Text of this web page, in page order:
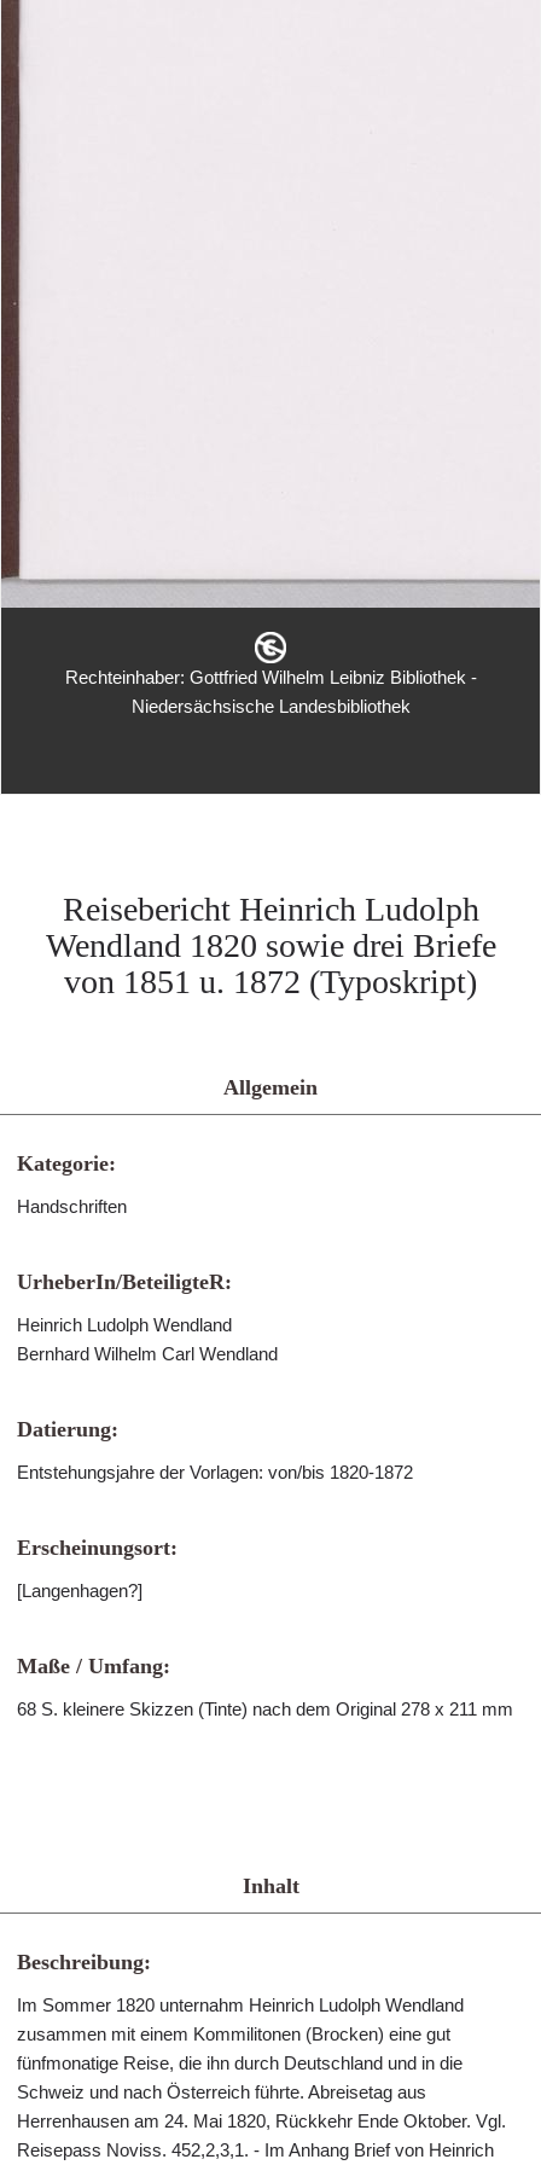
Rechteinhaber: Gottfried Wilhelm Leibniz Bibliothek -
Niedersächsische Landesbibliothek
Reisebericht Heinrich Ludolph
Wendland 1820 sowie drei Briefe
von 1851 u. 1872 (Typoskript)
Allgemein
Kategorie:
Handschriften
UrheberIn/BeteiligteR:
Heinrich Ludolph Wendland
Bernhard Wilhelm Carl Wendland
Datierung:
Entstehungsjahre der Vorlagen: von/bis 1820-1872
Erscheinungsort:
[Langenhagen?]
Maße / Umfang:
68 S. kleinere Skizzen (Tinte) nach dem Original 278 x 211 mm
Inhalt
Beschreibung:
Im Sommer 1820 unternahm Heinrich Ludolph Wendland
zusammen mit einem Kommilitonen (Brocken) eine gut
fünfmonatige Reise, die ihn durch Deutschland und in die
Schweiz und nach Österreich führte. Abreisetag aus
Herrenhausen am 24. Mai 1820, Rückkehr Ende Oktober. Vgl.
Reisepass Noviss. 452,2,3,1. - Im Anhang Brief von Heinrich